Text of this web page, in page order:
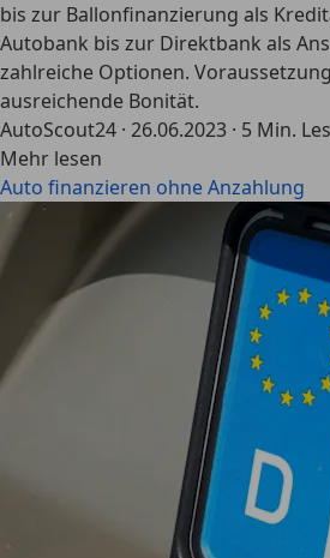
bis zur Ballonfinanzierung als
Autobank bis zur Direktbank als
zahlreiche Optionen.
ausreichende Bonität.
AutoScout24 · 26.06.2023 · 5 Min.
Mehr lesen
Auto finanzieren ohne Anzahlung